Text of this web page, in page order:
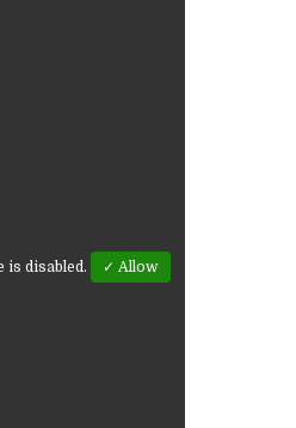
is disabled. ✓ Allow